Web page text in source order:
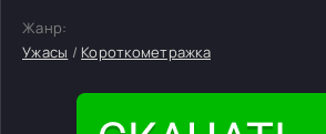
Жанр:
Ужасы / Короткометражка